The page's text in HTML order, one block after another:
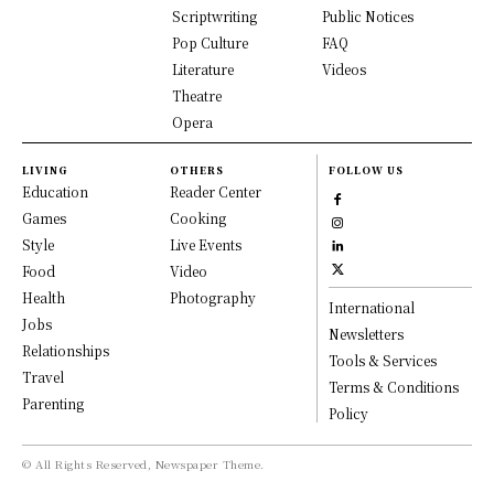
Scriptwriting
Pop Culture
Literature
Theatre
Opera
Public Notices
FAQ
Videos
LIVING
Education
Games
Style
Food
Health
Jobs
Relationships
Travel
Parenting
OTHERS
Reader Center
Cooking
Live Events
Video
Photography
FOLLOW US
International
Newsletters
Tools & Services
Terms & Conditions
Policy
© All Rights Reserved, Newspaper Theme.